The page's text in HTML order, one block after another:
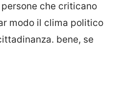
che criticano
modo il clima politico
bene, se